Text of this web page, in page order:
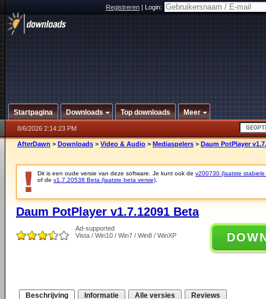
Registreren|Login:
Startpagina Downloads Top downloads Meer
8/6/2026 2:14:23 PM
AfterDawn > Downloads > Video & Audio > Mediaspelers > Daum PotPlayer
Dit is een oude versie van deze software. Je kunt ook de v200730 (laatste stabiele
of de v1.7.20538 Beta (laatste beta versie)
Daum PotPlayer v1.7.12091 Beta
Ad-supported
Vista / Win10 / Win7 / Win8 / WinXP
Beschrijving Informatie Alle versies Reviews